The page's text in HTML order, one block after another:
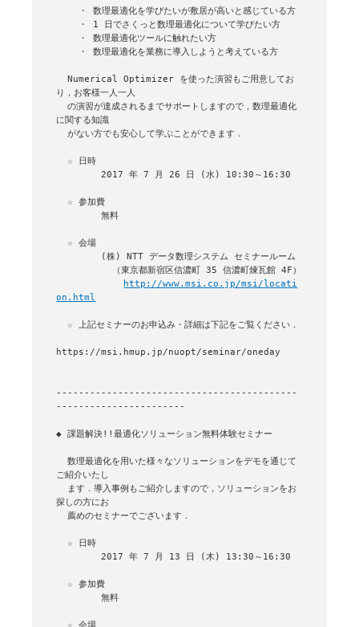
  Numerical Optimizer を使った演習もご用意してお
り，お客様一人一人
  の演習が達成されるまでサポートしますので，数理最適化
に関する知識
  がない方でも安心して学ぶことができます．
  ☆ 日時
        2017 年 7 月 26 日 (水) 10:30～16:30
  ☆ 参加費
        無料
  ☆ 会場
http://www.msi.co.jp/msi/locati
on.html
  ☆ 上記セミナーのお申込み・詳細は下記をご覧ください．
https://msi.hmup.jp/nuopt/seminar/oneday
-------------------------------------------
-----------------------
◆ 課題解決!!最適化ソリューション無料体験セミナー
  数理最適化を用いた様々なソリューションをデモを通じて
ご紹介いたし
探しの方にお
  薦めのセミナーでございます．
  ☆ 日時
        2017 年 7 月 13 日 (木) 13:30～16:30
  ☆ 参加費
        無料
  ☆ 会場